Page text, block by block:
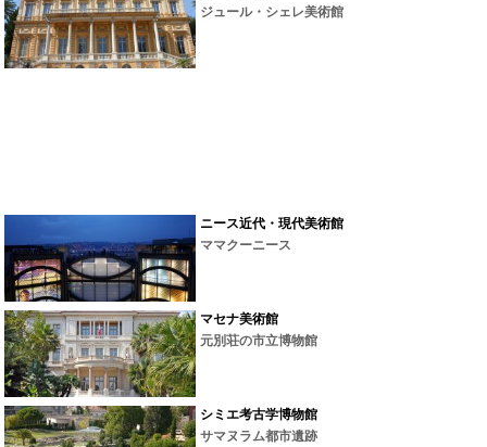
ジュール・シェレ美術館
ニース近代・現代美術館
ママクーニース
マセナ美術館
元別荘の市立博物館
シミエ考古学博物館
サマヌラム都市遺跡